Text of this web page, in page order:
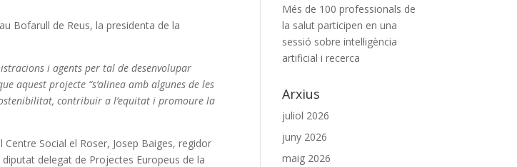
Bofarull de Reus, la presidenta de la
i agents per tal de desenvolupar
aquest projecte “s’alinea amb algunes de les
contribuir a l’equitat i promoure la
Centre Social el Roser, Josep Baiges, regidor
delegat de Projectes Europeus de la
Més de 100 professionals de
la salut participen en una
sessió sobre intel·ligència
artificial i recerca
Arxius
juliol 2026
juny 2026
maig 2026